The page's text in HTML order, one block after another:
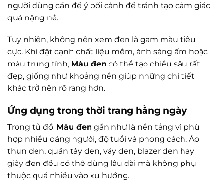
người dùng cần để ý bối cảnh để tránh tạo cảm giác
quá nặng nề.
Tuy nhiên, không nên xem đen là gam màu tiêu
cực. Khi đặt cạnh chất liệu mềm, ánh sáng ấm hoặc
màu trung tính, Màu đen có thể tạo chiều sâu rất
đẹp, giống như khoảng nền giúp những chi tiết
khác trở nên rõ ràng hơn.
Ứng dụng trong thời trang hằng ngày
Trong tủ đồ, Màu đen gần như là nền tảng vì phù
hợp nhiều dáng người, độ tuổi và phong cách. Áo
thun đen, quần tây đen, váy đen, blazer đen hay
giày đen đều có thể dùng lâu dài mà không phụ
thuộc quá nhiều vào xu hướng.